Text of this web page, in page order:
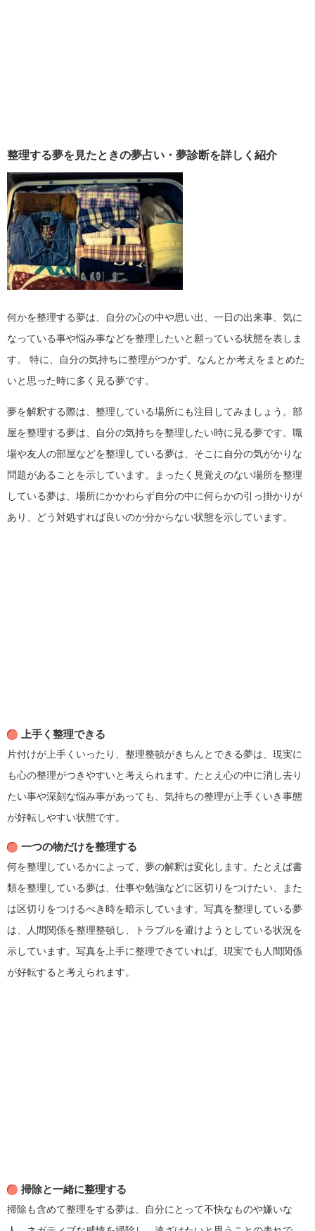
整理する夢を見たときの夢占い・夢診断を詳しく紹介
何かを整理する夢は、自分の心の中や思い出、一日の出来事、気に
なっている事や悩み事などを整理したいと願っている状態を表しま
す。 特に、自分の気持ちに整理がつかず、なんとか考えをまとめた
いと思った時に多く見る夢です。
夢を解釈する際は、整理している場所にも注目してみましょう。部
屋を整理する夢は、自分の気持ちを整理したい時に見る夢です。職
場や友人の部屋などを整理している夢は、そこに自分の気がかりな
問題があることを示しています。まったく見覚えのない場所を整理
している夢は、場所にかかわらず自分の中に何らかの引っ掛かりが
あり、どう対処すれば良いのか分からない状態を示しています。
上手く整理できる
片付けが上手くいったり、整理整頓がきちんとできる夢は、現実に
も心の整理がつきやすいと考えられます。たとえ心の中に消し去り
たい事や深刻な悩み事があっても、気持ちの整理が上手くいき事態
が好転しやすい状態です。
一つの物だけを整理する
何を整理しているかによって、夢の解釈は変化します。たとえば書
類を整理している夢は、仕事や勉強などに区切りをつけたい、また
は区切りをつけるべき時を暗示しています。写真を整理している夢
は、人間関係を整理整頓し、トラブルを避けようとしている状況を
示しています。写真を上手に整理できていれば、現実でも人間関係
が好転すると考えられます。
掃除と一緒に整理する
掃除も含めて整理をする夢は、自分にとって不快なものや嫌いな